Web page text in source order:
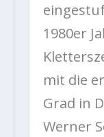
1980er
mit die
Grad in
Werner